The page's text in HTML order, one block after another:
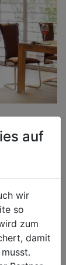
auf
wir
so
zum
damit